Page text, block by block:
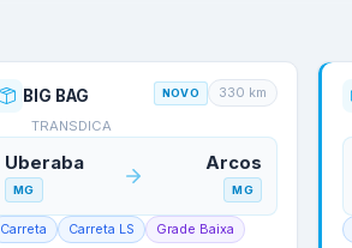
BIG BAG
TRANSDICA
NOVO 330 km
Uberaba
MG
Arcos
MG
Carreta Carreta LS Grade Baixa